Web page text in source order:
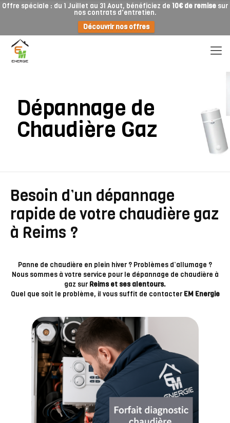
Offre spéciale : du 1 Juillet au 31 Aout, bénéficiez de 10€ de remise sur
nos contrats d'entretien.
Découvrir nos offres
Dépannage de
Chaudière Gaz
Besoin d’un dépannage
rapide de votre chaudière gaz
à Reims ?
Panne de chaudière en plein hiver ? Problèmes d’allumage ?
Nous sommes à votre service pour le dépannage de chaudière à
gaz sur Reims et ses alentours.
Quel que soit le problème, il vous suffit de contacter EM Energie